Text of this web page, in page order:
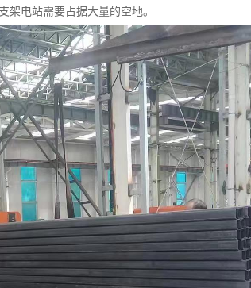
架电站需要占据大量的空地。